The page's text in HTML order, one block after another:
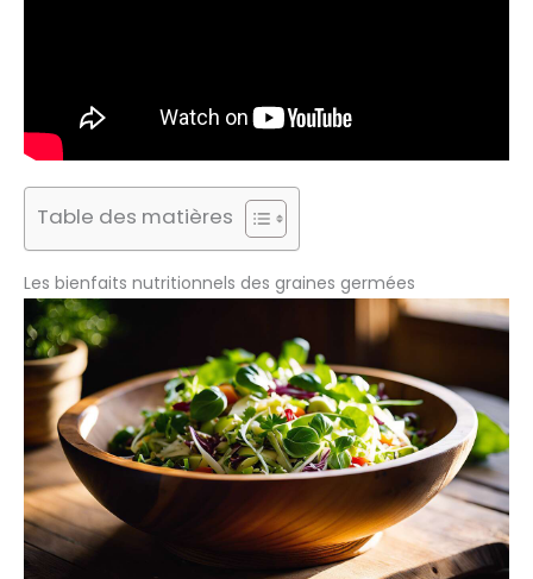
Table des matières
Les bienfaits nutritionnels des graines germées